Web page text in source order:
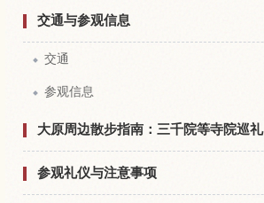
交通与参观信息
交通
参观信息
大原周边散步指南：三千院等寺院巡礼
参观礼仪与注意事项